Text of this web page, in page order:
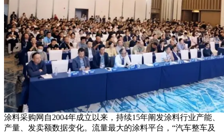
涂料采购网自2004年成立以来，持续15年阐发涂料行业产能、
产量、发卖额数据变化。流量最大的涂料平台，“汽车整车及